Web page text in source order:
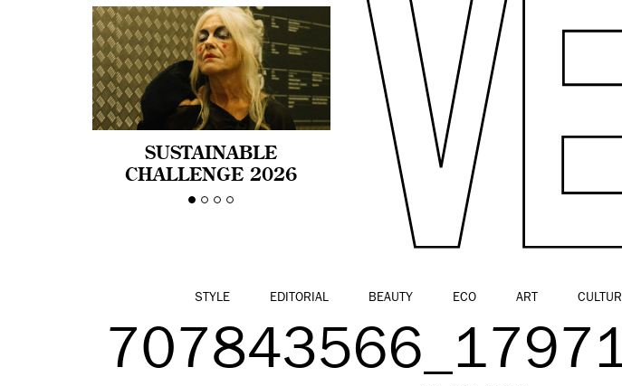
SUSTAINABLE
CHALLENGE 2026
CELEBRA LA
STYLE EDITORIAL BEAUTY ECO ART